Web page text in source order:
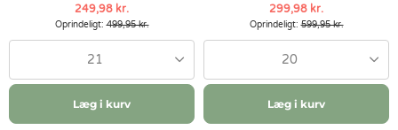
249,98 kr.
Oprindeligt:499,95 kr.
21
Læg i kurv
299,98 kr.
Oprindeligt:599,95 kr.
20
Læg i kurv